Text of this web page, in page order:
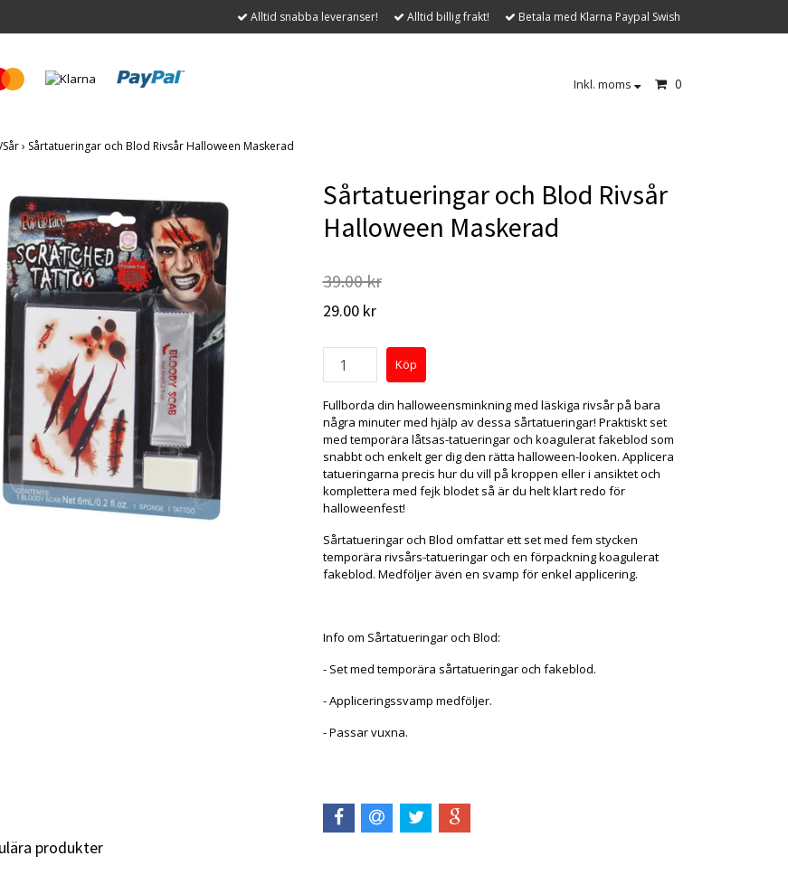
Alltid snabba leveranser! Alltid billig frakt! Betala med Klarna Paypal Swish
Inkl. moms 0
› Sårtatueringar och Blod Rivsår Halloween Maskerad
Sårtatueringar och Blod Rivsår
Halloween Maskerad
39.00 kr
29.00 kr
Fullborda din halloweensminkning med läskiga rivsår på bara
några minuter med hjälp av dessa sårtatueringar! Praktiskt set
med temporära låtsas-tatueringar och koagulerat fakeblod som
snabbt och enkelt ger dig den rätta halloween-looken. Applicera
tatueringarna precis hur du vill på kroppen eller i ansiktet och
komplettera med fejk blodet så är du helt klart redo för
halloweenfest!
Sårtatueringar och Blod omfattar ett set med fem stycken
temporära rivsårs-tatueringar och en förpackning koagulerat
fakeblod. Medföljer även en svamp för enkel applicering.
Info om Sårtatueringar och Blod:
- Set med temporära sårtatueringar och fakeblod.
- Appliceringssvamp medföljer.
- Passar vuxna.
produkter